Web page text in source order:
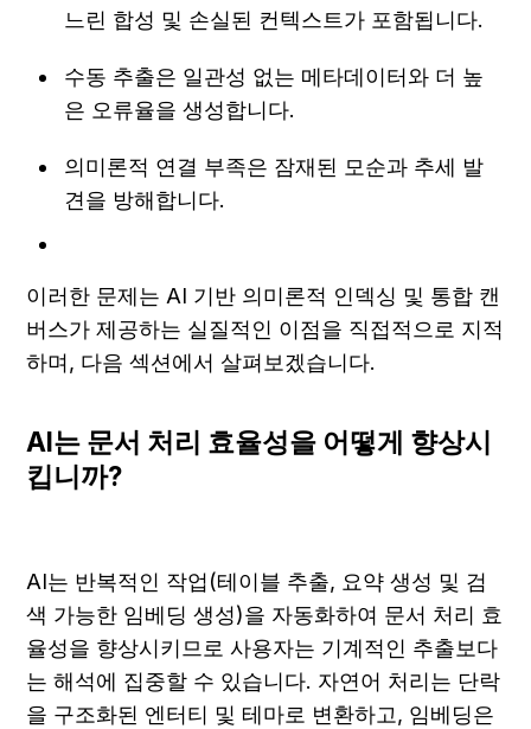
느린 합성 및 손실된 컨텍스트가 포함됩니다.
수동 추출은 일관성 없는 메타데이터와 더 높
은 오류율을 생성합니다.
의미론적 연결 부족은 잠재된 모순과 추세 발
견을 방해합니다.
이러한 문제는 AI 기반 의미론적 인덱싱 및 통합 캔
버스가 제공하는 실질적인 이점을 직접적으로 지적
하며, 다음 섹션에서 살펴보겠습니다.
AI는 문서 처리 효율성을 어떻게 향상시
킵니까?
AI는 반복적인 작업(테이블 추출, 요약 생성 및 검
색 가능한 임베딩 생성)을 자동화하여 문서 처리 효
율성을 향상시키므로 사용자는 기계적인 추출보다
는 해석에 집중할 수 있습니다. 자연어 처리는 단락
을 구조화된 엔터티 및 테마로 변환하고, 임베딩은